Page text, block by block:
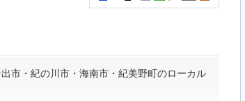
市・紀の川市・海南市・紀美野町のローカル